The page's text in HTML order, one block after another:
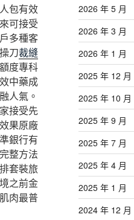
包有效
可接受
多種客
刀裁縫
額度專科
中藥成
人氣。
接受先
果原廠
銀行有
整方法
套裝旅
之前金
肉最普
2026 年 5 月
2026 年 3 月
2026 年 1 月
2025 年 12 月
2025 年 10 月
2025 年 9 月
2025 年 7 月
2025 年 4 月
2025 年 1 月
2024 年 12 月